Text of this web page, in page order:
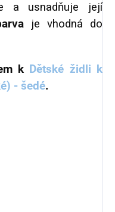
a usnadňuje její
je vhodná do
k Dětské židli k
- šedé.